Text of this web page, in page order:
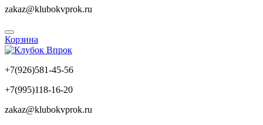
zakaz@klubokvprok.ru
Корзина
+7(926)581-45-56
+7(995)118-16-20
zakaz@klubokvprok.ru